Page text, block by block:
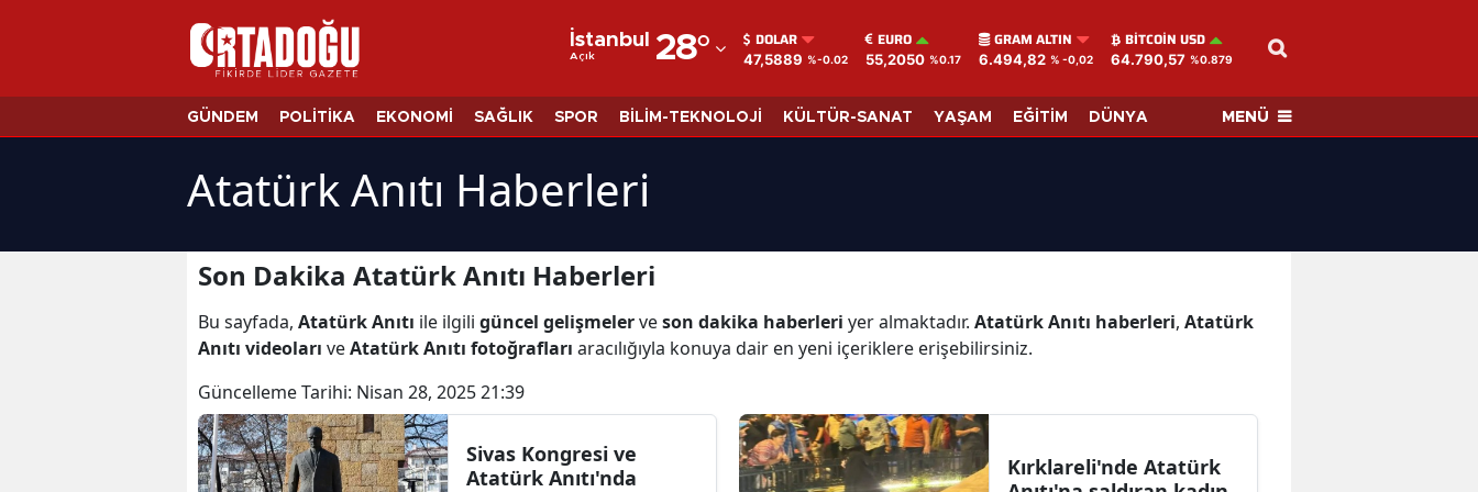
İstanbul
Açık 28°
Adana
Adıyaman
Ağrı
Ankara
Antalya
Balıkesir
DOLAR
47,5889 %-0.02
EURO
55,2050 %0.17
GRAM ALTIN
6.494,82 % -0,02
BITCOIN USD
64.790,57 %0.879
GÜNDEM POLİTİKA EKONOMİ SAĞLIK SPOR BİLİM-TEKNOLOJİ KÜLTÜR-SANAT YAŞAM EĞİTİM DÜNYA MENÜ
Atatürk Anıtı Haberleri
Son Dakika Atatürk Anıtı Haberleri
Bu sayfada, Atatürk Anıtı ile ilgili güncel gelişmelerveson dakika haberleri yer almaktadır. Atatürk Anıtı haberleri, Atatürk
Anıtı videoları veAtatürk Anıtı fotoğrafları aracılığıyla konuya dair en yeni içeriklere erişebilirsiniz.
Güncelleme Tarihi: Nisan 28, 2025 21:39
Sivas Kongresi ve
Atatürk Anıtı'nda
Kırklareli'nde Atatürk